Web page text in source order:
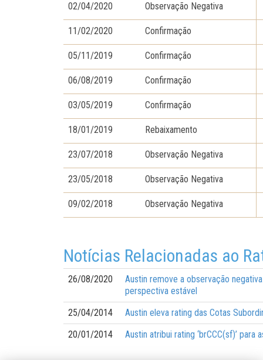
02/04/2020 Observação Negativa
11/02/2020 Confirmação
05/11/2019 Confirmação
06/08/2019 Confirmação
03/05/2019 Confirmação
18/01/2019 Rebaixamento
23/07/2018 Observação Negativa
23/05/2018 Observação Negativa
09/02/2018 Observação Negativa
Notícias Relacionadas ao
26/08/2020
Austin remove a observação
perspectiva estável
25/04/2014
Austin eleva rating das Cotas
20/01/2014
Austin atribui rating ‘brCCC(sf)’ para